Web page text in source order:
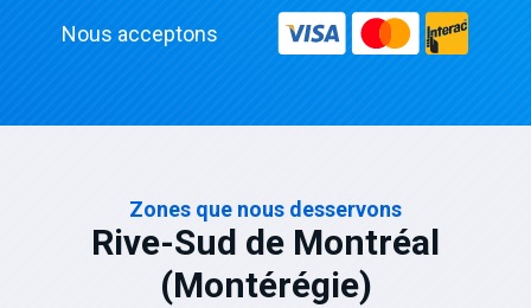
Nous acceptons
Zones que nous desservons
Rive-Sud de Montréal
(Montérégie)